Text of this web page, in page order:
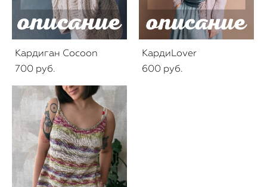
Кардиган Cocoon
700 pуб.
КардиLover
600 pуб.